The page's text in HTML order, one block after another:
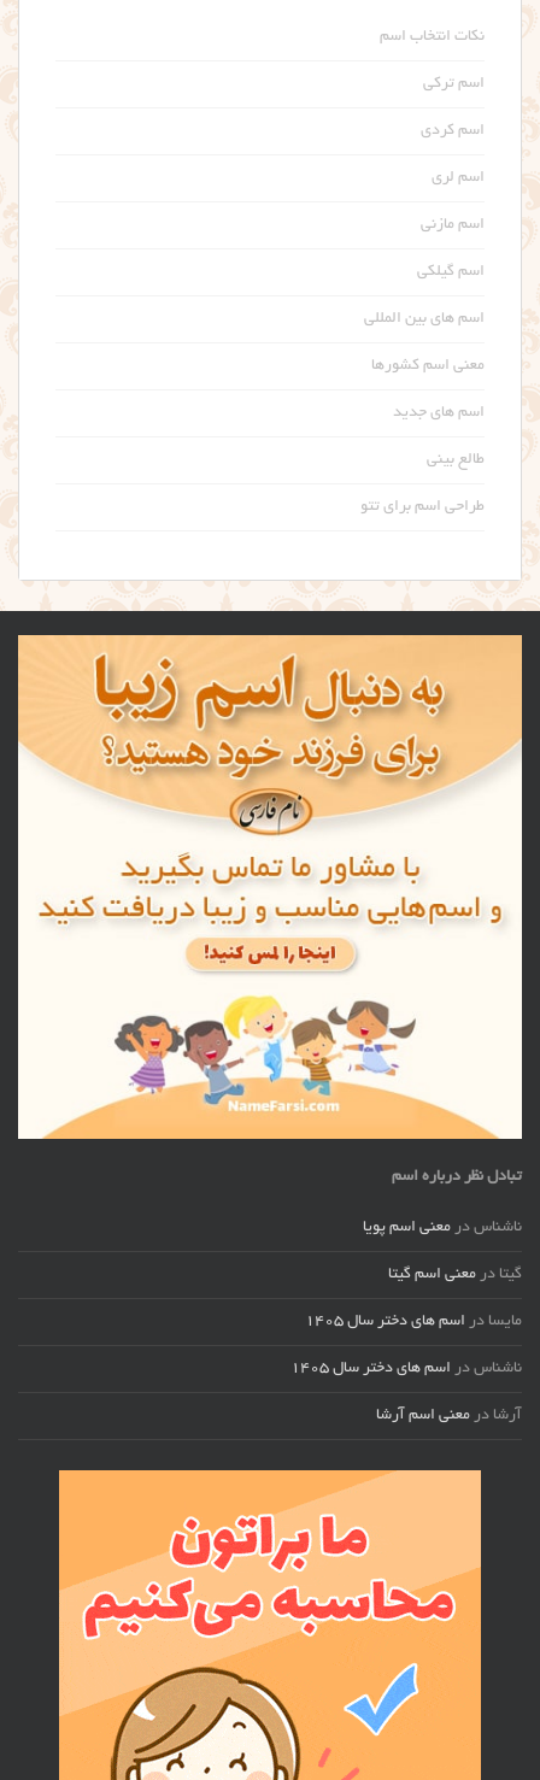
نکات انتخاب اسم
اسم ترکی
اسم کردی
اسم لری
اسم مازنی
اسم گیلکی
اسم های بین المللی
معنی اسم کشورها
اسم های جدید
طالع بینی
طراحی اسم برای تتو
تبادل نظر درباره اسم
ناشناس در معنی اسم پویا
گیتا در معنی اسم گیتا
مایسا در اسم های دختر سال ۱۴۰۵
ناشناس در اسم های دختر سال ۱۴۰۵
آرشا در معنی اسم آرشا